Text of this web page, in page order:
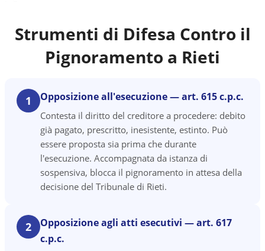
Strumenti di Difesa Contro il
Pignoramento a Rieti
1 Opposizione all'esecuzione — art. 615 c.p.c.
Contesta il diritto del creditore a procedere: debito
già pagato, prescritto, inesistente, estinto. Può
essere proposta sia prima che durante
l'esecuzione. Accompagnata da istanza di
sospensiva, blocca il pignoramento in attesa della
decisione del Tribunale di Rieti.
2
Opposizione agli atti esecutivi — art. 617
c.p.c.